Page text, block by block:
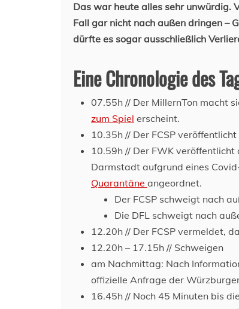
Das war heute alles sehr unwürdig.
Fall gar nicht nach außen dringen –
dürfte es sogar ausschließlich
Eine Chronologie des
07.55h // Der MillernTon macht
zum Spiel erscheint.
10.35h // Der FCSP veröffentlicht
10.59h // Der FWK veröffentlicht
Darmstadt aufgrund eines
Quarantäne angeordnet.
Der FCSP schweigt nach
Die DFL schweigt nach
12.20h // Der FCSP vermeldet,
12.20h – 17.15h // Schweigen
am Nachmittag: Nach
offizielle Anfrage der
16.45h // Noch 45 Minuten bis